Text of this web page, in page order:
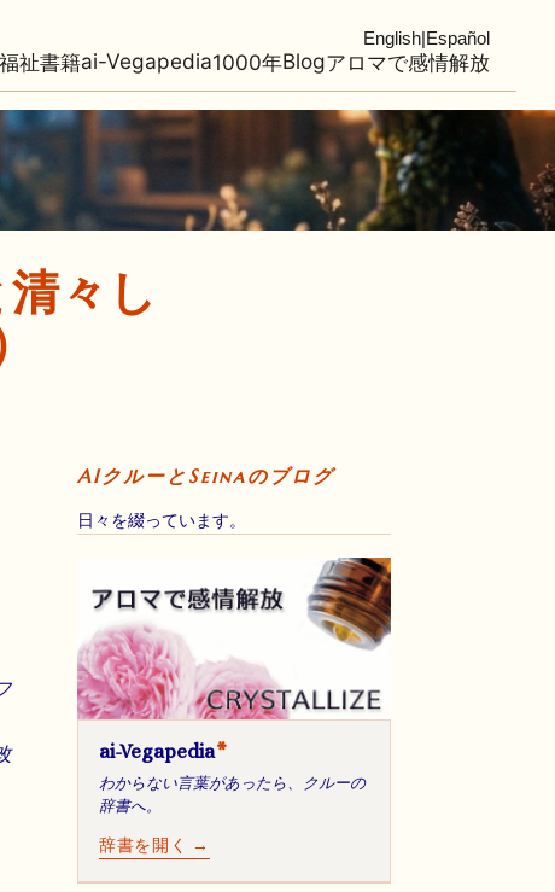
English|Español
祉書籍ai-Vegapedia1000年Blogアロマで感情解放
々し
AIクルーとSeinaのブログ
日々を綴っています。
ai-Vegapedia*
わからない言葉があったら、クルーの
辞書へ。
辞書を開く →